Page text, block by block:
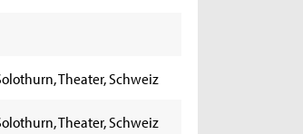
Theater, Schweiz
Theater, Schweiz